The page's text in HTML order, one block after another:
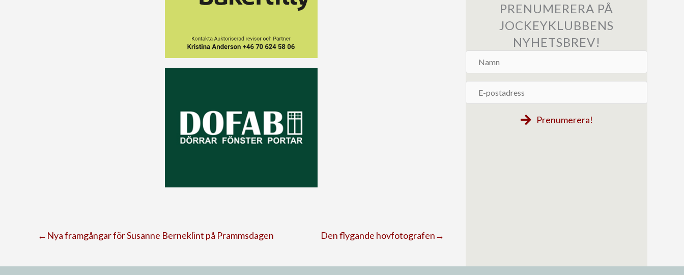
←Nya framgångar för Susanne Berneklint på Prammsdagen Den flygande hovfotografen→
PRENUMERERA PÅ
JOCKEYKLUBBENS
NYHETSBREV!
Namn
postadress
Prenumerera!